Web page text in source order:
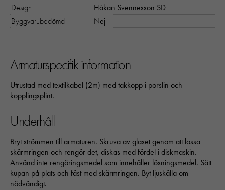
Design
Håkan Svennesson SD
Byggvarubedömd
Nej
Armaturspecifik information
Utrustad med textilkabel (2m) med takkopp i porslin och
kopplingsplint.
Underhåll
Bryt strömmen till armaturen. Skruva av glaset genom att lossa
skärmringen och rengör det, diskas med fördel i diskmaskin.
Använd inte rengöringsmedel som innehåller lösningsmedel. Sätt
kupan på plats och fäst med skärmringen. Byt ljuskälla om
nödvändigt.
denna kaka kommer ihåg ditt val av
förbättra
hemsidans
funktionalitet
och